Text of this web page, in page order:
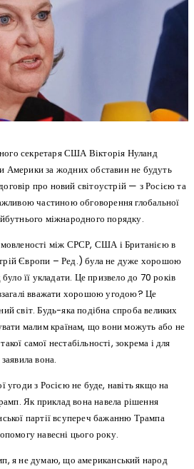
секретаря США Вікторія Нуланд
Америки за жодних обставин не будуть
про новий світоустрій — з Росією та
частиною обговорення глобальної
міжнародного порядку.
між СРСР, США і Британією в
Європи – Ред.) була не дуже хорошою
її укладати. Це призвело до 70 років
вважати хорошою угодою? Це
світ. Будь-яка подібна спроба великих
малим країнам, що вони можуть або не
самої нестабільності, зокрема і для
вона.
угоди з Росією не буде, навіть якщо на
Як приклад вона навела рішення
партії всупереч бажанню Трампа
навесні цього року.
я не думаю, що американський народ